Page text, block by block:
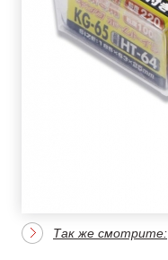
Так же смотрите: